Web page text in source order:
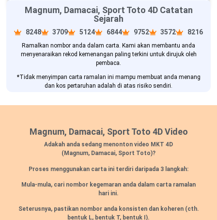
Magnum, Damacai, Sport Toto 4D Catatan
Sejarah
8248 3709 5124 6844 9752 3572 8216
Ramalkan nombor anda dalam carta. Kami akan membantu anda
menyenaraikan rekod kemenangan paling terkini untuk dirujuk oleh
pembaca.
*Tidak menyimpan carta ramalan ini mampu membuat anda menang
dan kos pertaruhan adalah di atas risiko sendiri.
Magnum, Damacai, Sport Toto 4D Video
Adakah anda sedang menonton video MKT 4D
(Magnum, Damacai, Sport Toto)?
Proses menggunakan carta ini terdiri daripada 3 langkah:
Mula-mula, cari nombor kegemaran anda dalam carta ramalan
hari ini.
Seterusnya, pastikan nombor anda konsisten dan koheren (cth.
bentuk L, bentuk T, bentuk I).